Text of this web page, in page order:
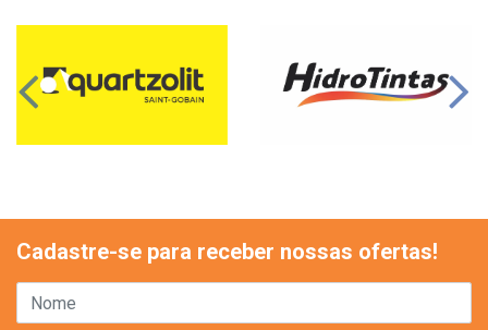
Cadastre-se para receber nossas ofertas!